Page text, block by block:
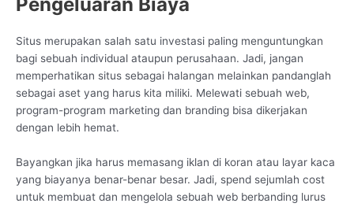
Situs merupakan salah satu investasi paling menguntungkan
bagi sebuah individual ataupun perusahaan. Jadi, jangan
memperhatikan situs sebagai halangan melainkan pandanglah
sebagai aset yang harus kita miliki. Melewati sebuah web,
program-program marketing dan branding bisa dikerjakan
dengan lebih hemat.
Bayangkan jika harus memasang iklan di koran atau layar kaca
yang biayanya benar-benar besar. Jadi, spend sejumlah cost
untuk membuat dan mengelola sebuah web berbanding lurus